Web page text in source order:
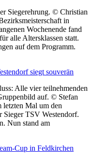
Siegerehrung. © Christian
in
Wochenende fand
alle Altersklassen statt.
auf dem Programm.
siegt souverän
Alle vier teilnehmenden
auf. © Stefan
letzten Mal um den
Sieger TSV Westendorf.
Nun stand am
Cup in Feldkirchen